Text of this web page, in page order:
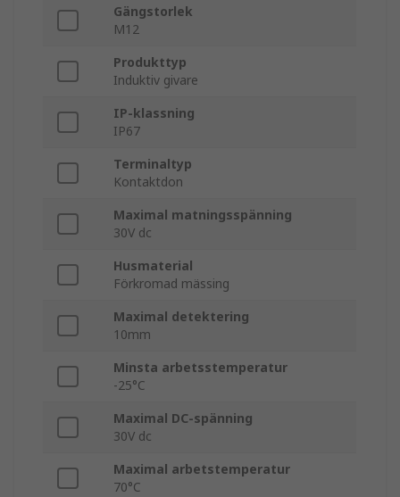
Gängstorlek
M12
Produkttyp
Induktiv givare
IP-klassning
IP67
Terminaltyp
Kontaktdon
Maximal matningsspänning
30V dc
Husmaterial
Förkromad mässing
Maximal detektering
10mm
Minsta arbetsstemperatur
-25°C
Maximal DC-spänning
30V dc
Maximal arbetstemperatur
70°C